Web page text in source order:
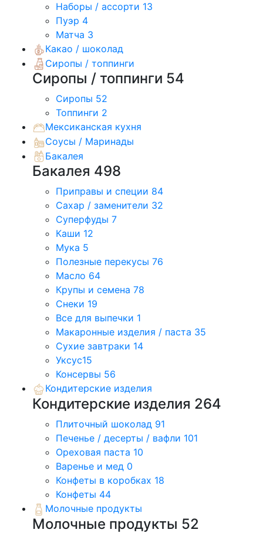
Наборы / ассорти 13
Пуэр 4
Матча 3
Какао / шоколад
Сиропы / топпинги
Сиропы / топпинги 54
Сиропы 52
Топпинги 2
Мексиканская кухня
Соусы / Маринады
Бакалея
Бакалея 498
Приправы и специи 84
Сахар / заменители 32
Суперфуды 7
Каши 12
Мука 5
Полезные перекусы 76
Масло 64
Крупы и семена 78
Снеки 19
Все для выпечки 1
Макаронные изделия / паста 35
Сухие завтраки 14
Уксус15
Консервы 56
Кондитерские изделия
Кондитерские изделия 264
Плиточный шоколад 91
Печенье / десерты / вафли 101
Ореховая паста 10
Варенье и мед 0
Конфеты в коробках 18
Конфеты 44
Молочные продукты
Молочные продукты 52